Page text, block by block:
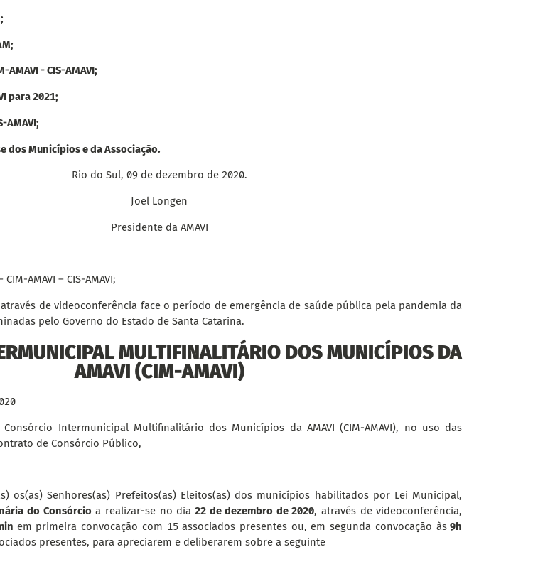
AMAVI - CIS-AMAVI;
para 2021;
AMAVI;
dos Municípios e da Associação.
Rio do Sul, 09 de dezembro de 2020.
Joel Longen
Presidente da AMAVI
AMAVI – CIS-AMAVI;
através de videoconferência face o período de emergência de saúde pública pela pandemia da
pelo Governo do Estado de Santa Catarina.
MULTIFINALITÁRIO DOS MUNICÍPIOS DA
AMAVI (CIM-AMAVI)
Consórcio Intermunicipal Multifinalitário dos Municípios da AMAVI (CIM-AMAVI), no uso das
de Consórcio Público,
os(as) Senhores(as) Prefeitos(as) Eleitos(as) dos municípios habilitados por Lei Municipal,
do Consórcio a realizar-se no dia 22 de dezembro de 2020, através de videoconferência,
em primeira convocação com 15 associados presentes ou, em segunda convocação às9h
presentes, para apreciarem e deliberarem sobre a seguinte